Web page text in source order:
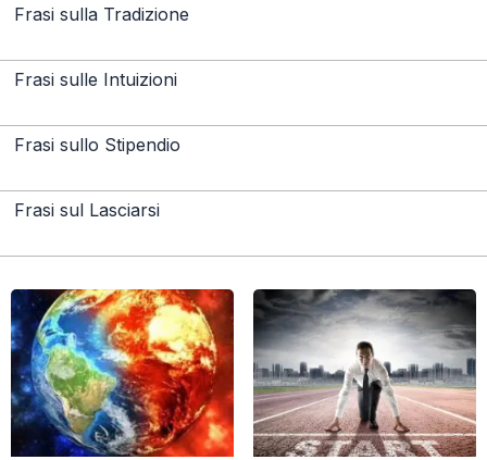
Frasi sulla Tradizione
Frasi sulle Intuizioni
Frasi sullo Stipendio
Frasi sul Lasciarsi